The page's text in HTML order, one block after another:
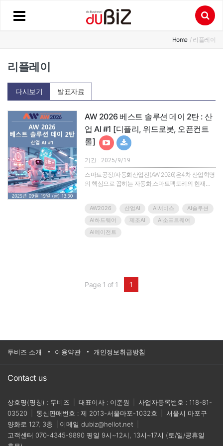
Home / 리플레이
리플레이
다시보기 발표자료
AW 2026 베스트 솔루션 데이 2탄 : 산
업 AI #1 [디플리, 위드로봇, 오픈컨트
롤]
기간 : 2025/9/19
스마트공장/자동화산업전(AW 2026)은4차 산업혁명
의 핵심으로 꼽히는 자동화,스마트팩토리의 현재를
다.지금까지 전시회를 통해 소개되는 제품과 솔루션,
기술은 우리 기업을 탄탄하게 하고 글로벌 시장의 차
별화된 경쟁력을 갖게 했으며,궁극적으로 우리 산업
을 한단계 도약시키는 밑거름이 되었습니다.AW사무
AW2026 산업AI AI서비스
AI솔루션
AI하드웨어
제조AI
AI소프트웨어
AI에이전트
Page 1 of 1 1
두비즈 소개 이용약관 개인정보취급방침
Contact us
상호명(명칭) : 두비즈 대표이사 : 이준원
사업자등록번호 : 118-81-
03520
통신판매번호 : 제 2013-서울마포-1032호
서울시 마포구
양화로 127, 3층
이메일 dubiz@hellot.net
고객센터 070-4345-9890 평일 9시~12시, 13시~17시 (토/일/공휴일